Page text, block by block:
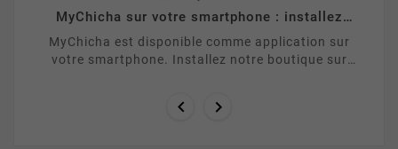
MyChicha sur votre smartphone : installez
MyChicha est disponible comme application sur
votre smartphone. Installez notre boutique sur
 